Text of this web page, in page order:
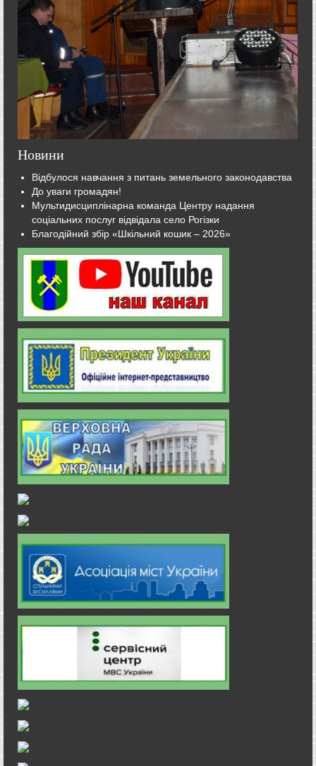
Новини
Відбулося навчання з питань земельного законодавства
До уваги громадян!
Мультидисциплінарна команда Центру надання
соціальних послуг відвідала село Рогізки
Благодійний збір «Шкільний кошик – 2026»